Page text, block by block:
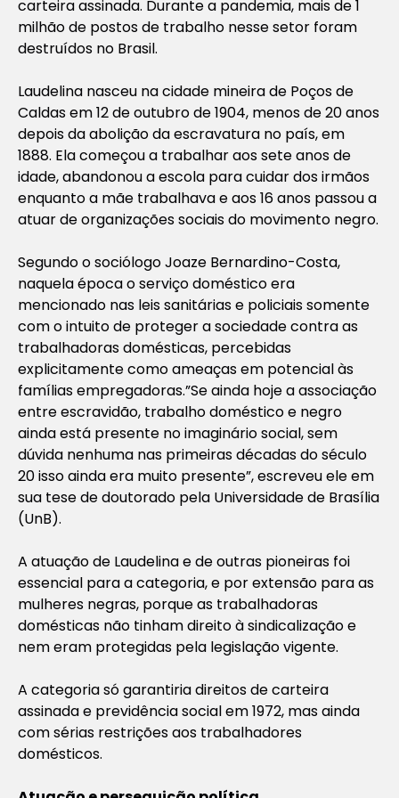
carteira assinada. Durante a pandemia, mais de 1
milhão de postos de trabalho nesse setor foram
destruídos no Brasil.
Laudelina nasceu na cidade mineira de Poços de
Caldas em 12 de outubro de 1904, menos de 20 anos
depois da abolição da escravatura no país, em
1888. Ela começou a trabalhar aos sete anos de
idade, abandonou a escola para cuidar dos irmãos
enquanto a mãe trabalhava e aos 16 anos passou a
atuar de organizações sociais do movimento negro.
Segundo o sociólogo Joaze Bernardino-Costa,
naquela época o serviço doméstico era
mencionado nas leis sanitárias e policiais somente
com o intuito de proteger a sociedade contra as
trabalhadoras domésticas, percebidas
explicitamente como ameaças em potencial às
famílias empregadoras.”Se ainda hoje a associação
entre escravidão, trabalho doméstico e negro
ainda está presente no imaginário social, sem
dúvida nenhuma nas primeiras décadas do século
20 isso ainda era muito presente”, escreveu ele em
sua tese de doutorado pela Universidade de Brasília
(UnB).
A atuação de Laudelina e de outras pioneiras foi
essencial para a categoria, e por extensão para as
mulheres negras, porque as trabalhadoras
domésticas não tinham direito à sindicalização e
nem eram protegidas pela legislação vigente.
A categoria só garantiria direitos de carteira
assinada e previdência social em 1972, mas ainda
com sérias restrições aos trabalhadores
domésticos.